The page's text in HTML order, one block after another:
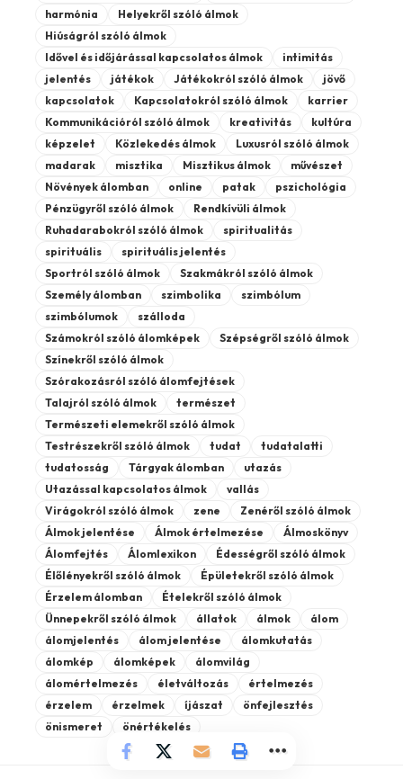
harmónia
Helyekről szóló álmok
Hiúságról szóló álmok
Idővel és időjárással kapcsolatos álmok
intimitás
jelentés
játékok Játékokról szóló álmok
jövő
kapcsolatok
Kapcsolatokról szóló álmok
karrier
Kommunikációról szóló álmok
kreativitás
kultúra
képzelet
Közlekedés álmok
Luxusról szóló álmok
madarak
misztika Misztikus álmok
művészet
Növények álomban
online patak
pszichológia
Pénzügyről szóló álmok
Rendkívüli álmok
Ruhadarabokról szóló álmok
spiritualitás
spirituális
spirituális jelentés
Sportról szóló álmok
Szakmákról szóló álmok
Személy álomban
szimbolika
szimbólum
szimbólumok
szálloda
Számokról szóló álomképek
Szépségről szóló álmok
Színekről szóló álmok
Szórakozásról szóló álomfejtések
Talajról szóló álmok
természet
Természeti elemekről szóló álmok
Testrészekről szóló álmok
tudat
tudatalatti
tudatosság
Tárgyak álomban
utazás
Utazással kapcsolatos álmok
vallás
Virágokról szóló álmok
zene
Zenéről szóló álmok
Álmok jelentése
Álmok értelmezése
Álmoskönyv
Álomfejtés
Álomlexikon
Édességről szóló álmok
Élőlényekről szóló álmok
Épületekről szóló álmok
Érzelem álomban
Ételekről szóló álmok
Ünnepekről szóló álmok
állatok álmok
álom
álomjelentés
álom jelentése
álomkutatás
álomkép
álomképek
álomvilág
álomértelmezés
életváltozás
értelmezés
érzelem
érzelmek íjászat
önfejlesztés
önismeret
önértékelés